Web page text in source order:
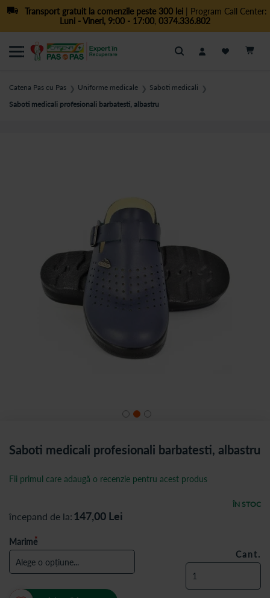
Transport gratuit la comenzile peste 300 lei| Program Call Center:
Luni - Vineri, 9:00 - 17:00, 0374.336.802
Cautare
Catena Pas cu Pas ❯ Uniforme medicale ❯ Saboti medicali ❯
Saboti medicali profesionali barbatesti, albastru
Saboti medicali profesionali barbatesti, albastru
ÎN STOC
Fii primul care adaugă o recenzie pentru acest produs
începand de la 147,00 Lei
Marime
Cant.